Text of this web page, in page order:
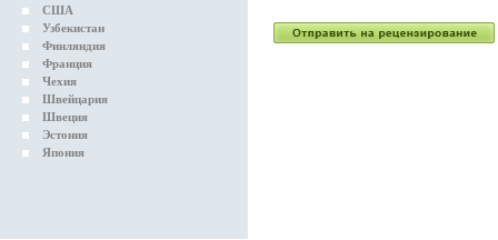
США
Узбекистан
Финляндия
Франция
Чехия
Швейцария
Швеция
Эстония
Япония